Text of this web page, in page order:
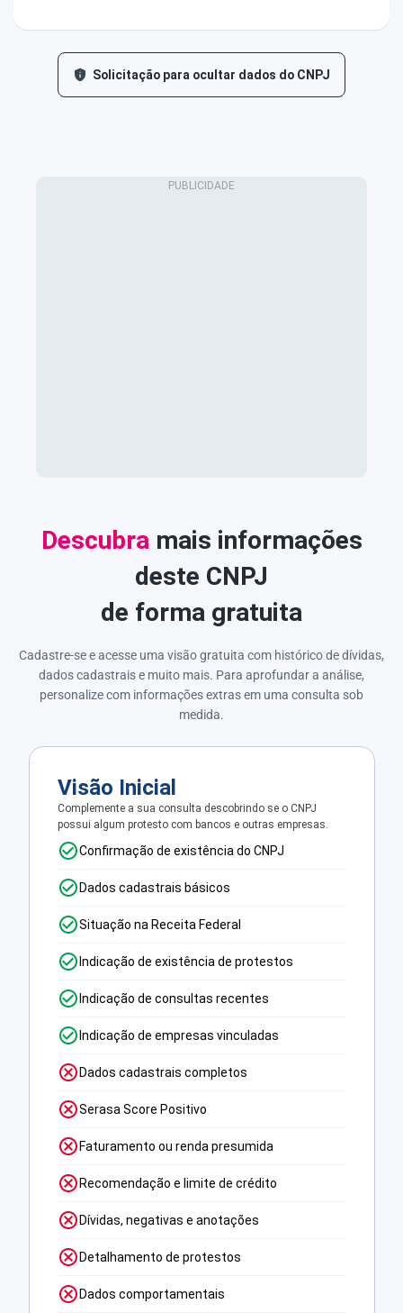
Solicitação para ocultar dados do CNPJ
Descubra mais informações
deste CNPJ
de forma gratuita
Cadastre-se e acesse uma visão gratuita com histórico de dívidas,
dados cadastrais e muito mais. Para aprofundar a análise,
personalize com informações extras em uma consulta sob
medida.
Visão Inicial
Complemente a sua consulta descobrindo se o CNPJ
possui algum protesto com bancos e outras empresas.
Confirmação de existência do CNPJ
Dados cadastrais básicos
Situação na Receita Federal
Indicação de existência de protestos
Indicação de consultas recentes
Indicação de empresas vinculadas
Dados cadastrais completos
Serasa Score Positivo
Faturamento ou renda presumida
Recomendação e limite de crédito
Dívidas, negativas e anotações
Detalhamento de protestos
Dados comportamentais